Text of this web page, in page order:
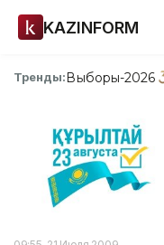
KAZINFORM
Тренды:Выборы-2026